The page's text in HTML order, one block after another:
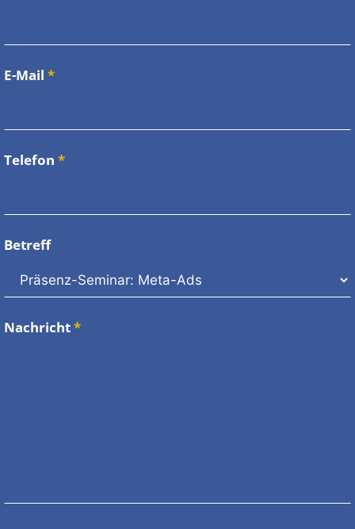
E-Mail *
Telefon *
Betreff
Nachricht*